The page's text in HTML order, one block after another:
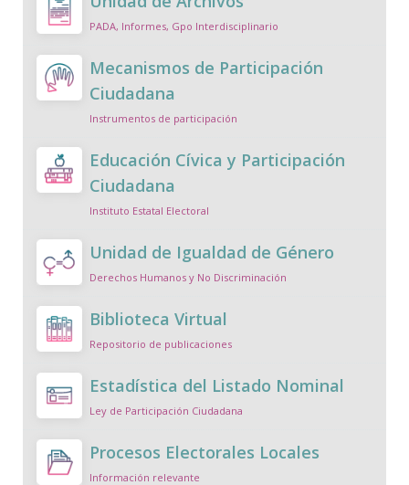
PADA, Informes, Gpo Interdisciplinario
Mecanismos de Participación
Ciudadana
Instrumentos de participación
Educación Cívica y Participación
Ciudadana
Instituto Estatal Electoral
Unidad de Igualdad de Género
Derechos Humanos y No Discriminación
Biblioteca Virtual
Repositorio de publicaciones
Estadística del Listado Nominal
Ley de Participación Ciudadana
Procesos Electorales Locales
Información relevante